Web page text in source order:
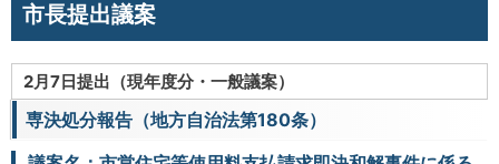
市長提出議案
2月7日提出（現年度分・一般議案）
専決処分報告（地方自治法第180条）